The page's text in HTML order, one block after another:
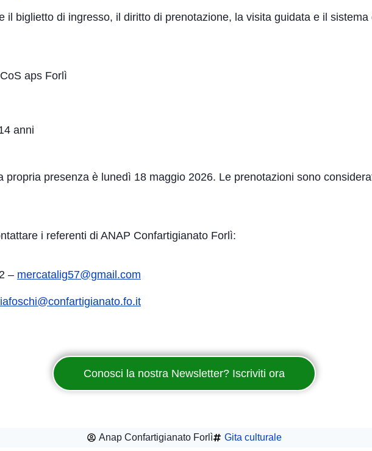
il biglietto di ingresso, il diritto di prenotazione, la visita guidata e il
aps Forlì
anni
propria presenza è lunedì 18 maggio 2026. Le prenotazioni sono
i referenti di ANAP Confartigianato Forlì:
– mercatalig57@gmail.com
Conosci la nostra Newsletter? Iscriviti ora
Anap Confartigianato Forlì Gita culturale